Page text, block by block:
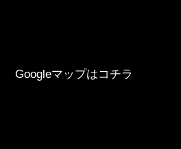
Googleマップはコチラ